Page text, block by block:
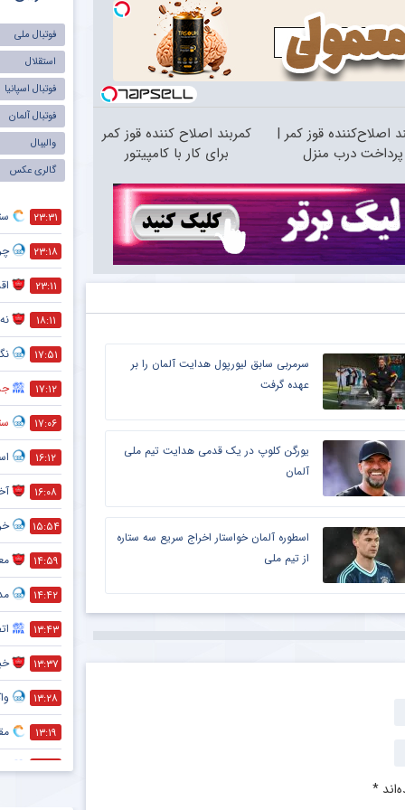
اصلاح‌کننده قوز کمر |
پرداخت درب منزل
کمربند اصلاح کننده قوز کمر
برای کار با کامپیتور
سرمربی سابق لیورپول هدایت آلمان را بر
عهده گرفت
یورگن کلوپ در یک قدمی هدایت تیم ملی
آلمان
اسطوره آلمان خواستار اخراج سریع سه ستاره
از تیم ملی
*
فوتبال ملی
استقلال
فوتبال اسپانیا
فوتبال آلمان
والیبال
گالری عکس
۲۳:۳۱
۲۳:۱۸
۲۳:۱۱
۱۸:۱۱
۱۷:۵۱
۱۷:۱۲
۱۷:۰۶
۱۶:۱۲
۱۶:۰۸
۱۵:۵۴
۱۴:۵۹
۱۴:۴۲
۱۳:۴۳
۱۳:۳۷
۱۳:۲۸
۱۳:۱۹
۱۲:۳۱